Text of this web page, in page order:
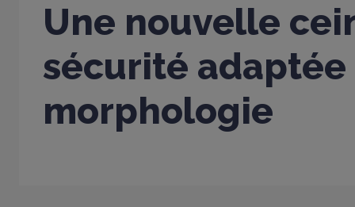
Une nouvelle
sécurité adaptée
morphologie